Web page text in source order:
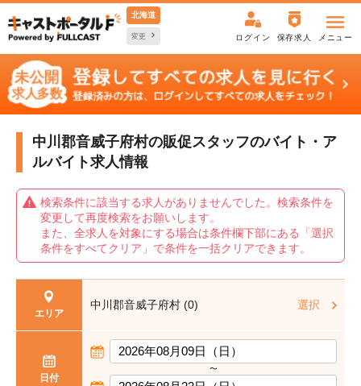
北海道
変更 ログイン 保存求人 メニュー
中川郡音威子府村の販促スタッフのバイト・ア
ルバイト求人情報
検索条件に該当する求人がありませんでした。検索条件を
変更して再度検索をお願いします。
また、全求人を対象にする場合は条件欄下部にある「選択
条件をすべてクリア」で条件を一括クリアできます。
エリア
中川郡音威子府村 (0) 選択
日付
〜